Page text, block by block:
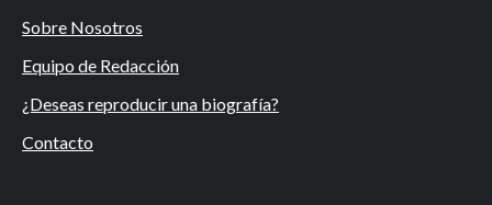
Sobre Nosotros
Equipo de Redacción
¿Deseas reproducir una biografía?
Contacto